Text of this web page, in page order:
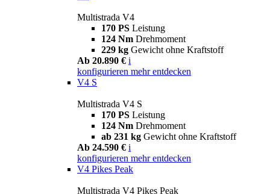
Multistrada V4
170 PS Leistung
124 Nm Drehmoment
229 kg Gewicht ohne Kraftstoff
Ab 20.890 € i
konfigurieren mehr entdecken
V4 S
Multistrada V4 S
170 PS Leistung
124 Nm Drehmoment
ab 231 kg Gewicht ohne Kraftstoff
Ab 24.590 € i
konfigurieren mehr entdecken
V4 Pikes Peak
Multistrada V4 Pikes Peak